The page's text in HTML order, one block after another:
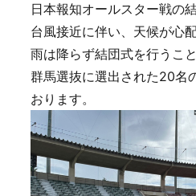
日本報知オールスター戦の
台風接近に伴い、天候が心
雨は降らず結団式を行うこ
群馬選抜に選出された20名
おります。